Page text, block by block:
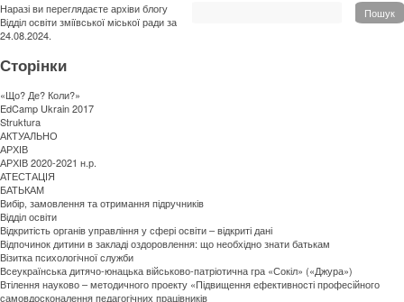
Пошук
Наразі ви переглядаєте архіви блогу
Відділ освіти зміївської міської радиза
24.08.2024.
Сторінки
«Що? Де? Коли?»
EdCamp Ukrain 2017
Struktura
АКТУАЛЬНО
АРХІВ
АРХІВ 2020-2021 н.р.
АТЕСТАЦІЯ
БАТЬКАМ
Вибір, замовлення та отримання підручників
Відділ освіти
Відкритість органів управління у сфері освіти – відкриті дані
Відпочинок дитини в закладі оздоровлення: що необхідно знати батькам
Візитка психологічної служби
Всеукраїнська дитячо-юнацька військово-патріотична гра «Сокіл» («Джура»)
Втілення науково – методичного проекту «Підвищення ефективності професійного
самовдосконалення педагогічних працівників